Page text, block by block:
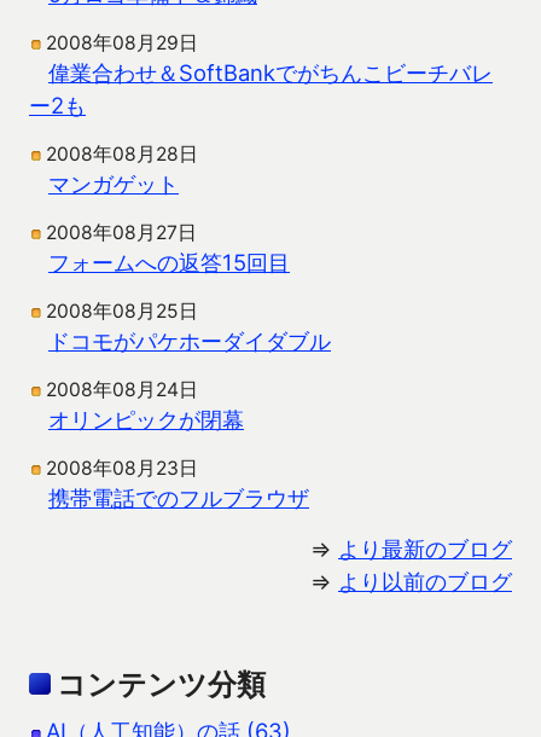
2008年08月29日
偉業合わせ＆SoftBankでがちんこビーチバレ
ー2も
2008年08月28日
マンガゲット
2008年08月27日
フォームへの返答15回目
2008年08月25日
ドコモがパケホーダイダブル
2008年08月24日
オリンピックが閉幕
2008年08月23日
携帯電話でのフルブラウザ
⇒ より最新のブログ
⇒ より以前のブログ
コンテンツ分類
AI（人工知能）の話 (63)